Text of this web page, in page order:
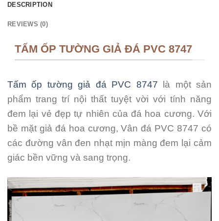
DESCRIPTION
REVIEWS (0)
TẤM ỐP TƯỜNG GIẢ ĐÁ PVC 8747
Tấm ốp tường giả đá PVC 8747 là một sản
phẩm trang trí nội thất tuyệt vời với tính năng
đem lại vẻ đẹp tự nhiên của đá hoa cương. Với
bề mặt giả đá hoa cương, Vân đá PVC 8747 có
các đường vân đen nhạt mịn màng đem lại cảm
giác bền vững và sang trọng.